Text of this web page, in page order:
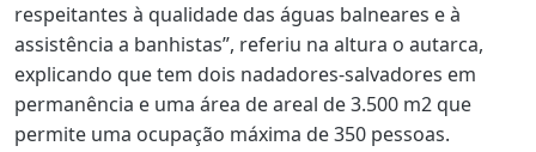
respeitantes à qualidade das águas balneares e à
assistência a banhistas”, referiu na altura o autarca,
explicando que tem dois nadadores-salvadores em
permanência e uma área de areal de 3.500 m2 que
permite uma ocupação máxima de 350 pessoas.